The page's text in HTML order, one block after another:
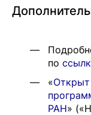
по
«Открыт
РАН»